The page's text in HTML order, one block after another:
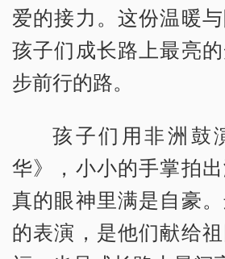
爱的接力。这份温暖
孩子们成长路上最亮
步前行的路。
孩子们用非洲鼓
华》，小小的手掌拍
真的眼神里满是自豪
的表演，是他们献给